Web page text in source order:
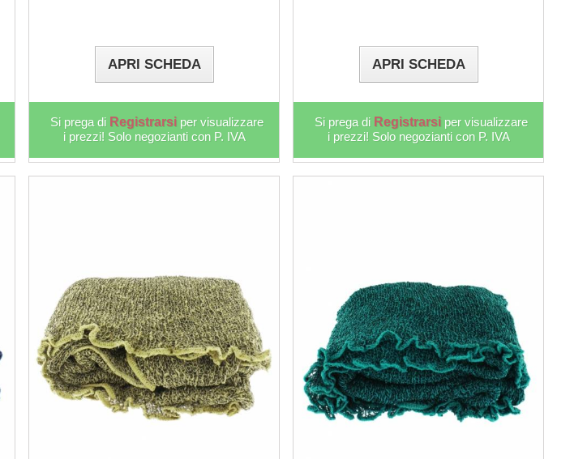
APRI SCHEDA
Si prega di Registrarsi per visualizzare
i prezzi! Solo negozianti con P. IVA
APRI SCHEDA
Si prega di Registrarsi per visualizzare
i prezzi! Solo negozianti con P. IVA